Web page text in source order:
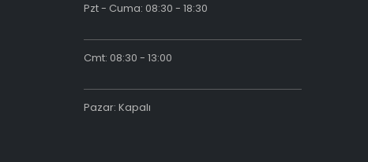
Pzt - Cuma: 08:30 - 18:30
Cmt: 08:30 - 13:00
Pazar: Kapalı